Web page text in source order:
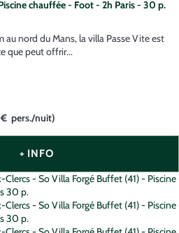
chauffée - Foot - 2h Paris - 30 p.
au nord du Mans, la villa Passe Vite est
que peut offrir...
pers./nuit)
+ INFO